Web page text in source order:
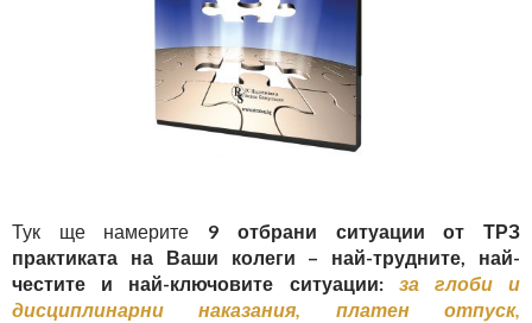
Тук ще намерите 9 отбрани ситуации от ТРЗ
практиката на Ваши колеги – най-трудните, най-
честите и най-ключовите ситуации:
за глоби и
дисциплинарни наказания, платен отпуск,